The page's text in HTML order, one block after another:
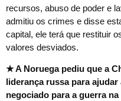
recursos, abuso de poder e
admitiu os crimes e disse
capital, ele terá que restituir
valores desviados.
★ A Noruega pediu que a
liderança russa para
negociado para a guerra